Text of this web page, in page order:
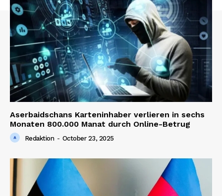
Aserbaidschans Karteninhaber verlieren in sechs
Monaten 800.000 Manat durch Online-Betrug
Redaktion - October 23, 2025